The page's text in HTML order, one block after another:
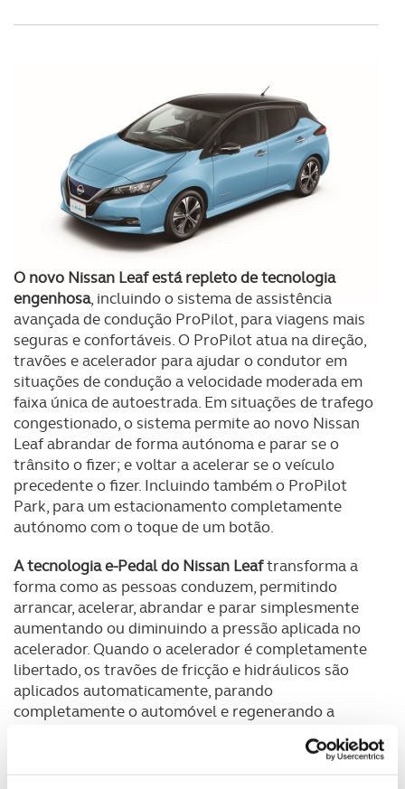
O novo Nissan Leaf está repleto de tecnologia
engenhosa, incluindo o sistema de assistência
avançada de condução ProPilot, para viagens mais
seguras e confortáveis. O ProPilot atua na direção,
travões e acelerador para ajudar o condutor em
situações de condução a velocidade moderada em
faixa única de autoestrada. Em situações de trafego
congestionado, o sistema permite ao novo Nissan
Leaf abrandar de forma autónoma e parar se o
trânsito o fizer; e voltar a acelerar se o veículo
precedente o fizer. Incluindo também o ProPilot
Park, para um estacionamento completamente
autónomo com o toque de um botão.
A tecnologia e-Pedal do Nissan Leaftransforma a
forma como as pessoas conduzem, permitindo
arrancar, acelerar, abrandar e parar simplesmente
aumentando ou diminuindo a pressão aplicada no
acelerador. Quando o acelerador é completamente
libertado, os travões de fricção e hidráulicos são
aplicados automaticamente, parando
completamente o automóvel e regenerando a
novo Leaf mantém a sua posição, mesmo em
subidas ou descidas, até que o acelerador seja